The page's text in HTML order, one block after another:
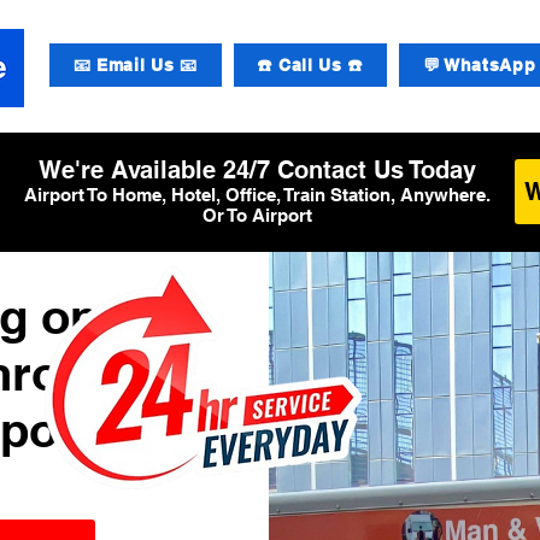
📧 Email Us 📧 ☎️ Call Us ☎️ 💬 WhatsApp
We're Available 24/7 Contact Us Today
Airport To Home, Hotel, Office, Train Station, Anywhere.
Or To Airport
op